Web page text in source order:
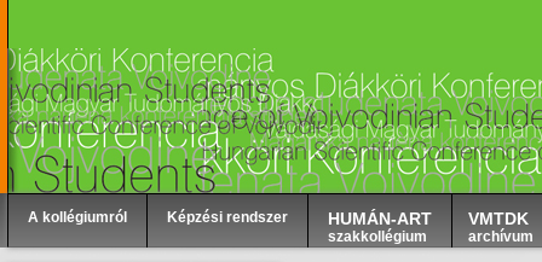
A kollégiumról Képzési rendszer HUMÁN-ART
szakkollégium
VMTDK
archívum